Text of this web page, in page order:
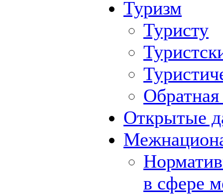
Туризм
Туристу
Обратная
Открытые
в сфере